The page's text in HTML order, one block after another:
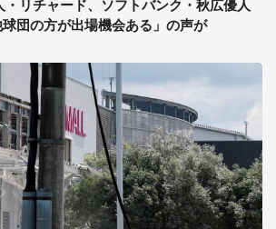
・リチャード、ソフトバンク・秋広優人
団の方が出場機会ある」の声が